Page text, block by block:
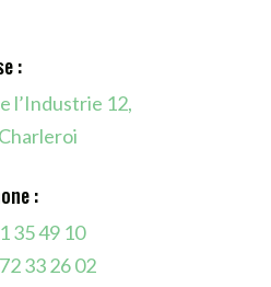
:
l’Industrie 12,
:
35 49 10
33 26 02